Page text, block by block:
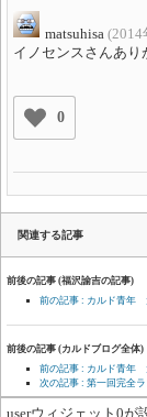
matsuhisa (2014
イノセンスさんあり
0
関連する記事
前後の記事 (福沢諭吉の記事)
前の記事 : カルド青
前後の記事 (カルドブログ全体)
前の記事 : カルド青
次の記事 : 第一回完全